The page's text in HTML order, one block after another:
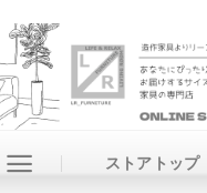
ストアトップ